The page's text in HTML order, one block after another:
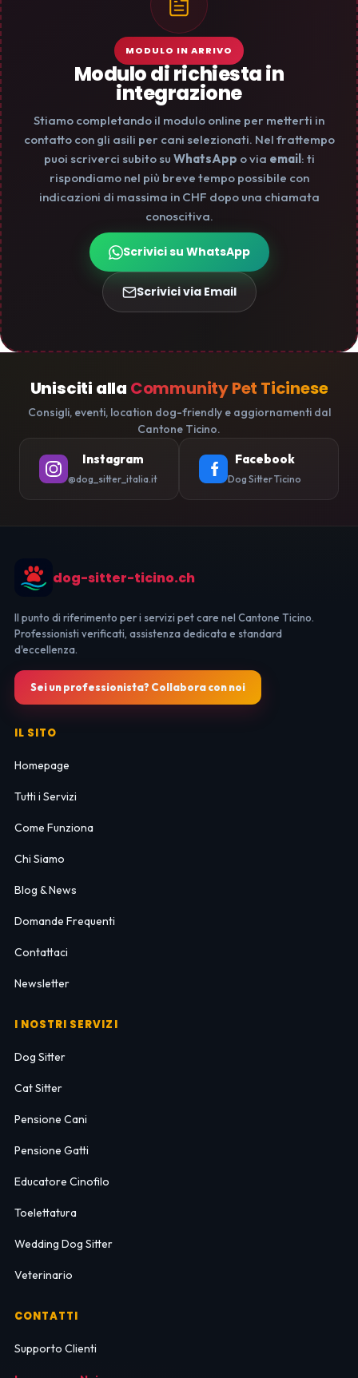
MODULO IN ARRIVO
Modulo di richiesta in
integrazione
Stiamo completando il modulo online per metterti in
contatto con gli asili per cani selezionati. Nel frattempo
puoi scriverci subito su WhatsApp o via email: ti
rispondiamo nel più breve tempo possibile con
indicazioni di massima in CHF dopo una chiamata
conoscitiva.
Scrivici su WhatsApp
Scrivici via Email
Unisciti alla Community Pet Ticinese
Consigli, eventi, location dog-friendly e aggiornamenti dal
Cantone Ticino.
Instagram
@dog_sitter_italia.it
Facebook
Dog Sitter Ticino
dog-sitter-ticino.ch
Il punto di riferimento per i servizi pet care nel Cantone Ticino.
Professionisti verificati, assistenza dedicata e standard
d'eccellenza.
Sei un professionista? Collabora con noi
IL SITO
Homepage
Tutti i Servizi
Come Funziona
Chi Siamo
Blog & News
Domande Frequenti
Contattaci
Newsletter
I NOSTRI SERVIZI
Dog Sitter
Cat Sitter
Pensione Cani
Pensione Gatti
Educatore Cinofilo
Toelettatura
Wedding Dog Sitter
Veterinario
CONTATTI
Supporto Clienti